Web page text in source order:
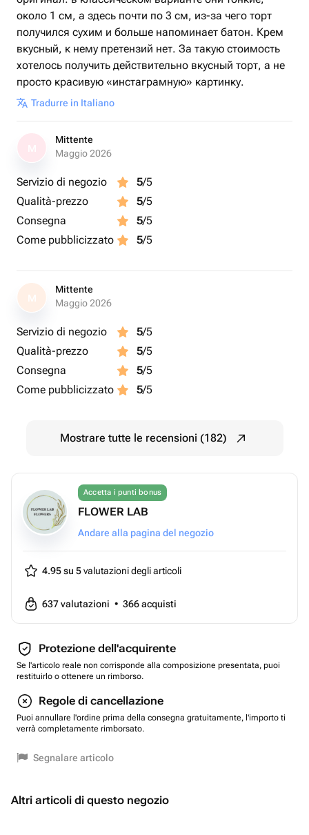
около 1 см, а здесь почти по 3 см, из-за чего торт
получился сухим и больше напоминает батон. Крем
вкусный, к нему претензий нет. За такую стоимость
хотелось получить действительно вкусный торт, а не
просто красивую «инстаграмную» картинку.
Tradurre in Italiano
Mittente
Maggio 2026
Servizio di negozio 5/5
Qualità-prezzo
5/5
Consegna
5/5
Come pubblicizzato
5/5
M
Mittente
Maggio 2026
Servizio di negozio 5/5
Qualità-prezzo
5/5
Consegna
5/5
Come pubblicizzato
5/5
Mostrare tutte le recensioni (182)
Accetta i punti bonus
FLOWER LAB
Andare alla pagina del negozio
4.95 su 5valutazioni degli articoli
637valutazioni • 366acquisti
Protezione dell'acquirente
Se l'articolo reale non corrisponde alla composizione presentata, puoi
restituirlo o ottenere un rimborso.
Regole di cancellazione
Puoi annullare l'ordine prima della consegna gratuitamente, l'importo ti
verrà completamente rimborsato.
Segnalare articolo
Altri articoli di questo negozio